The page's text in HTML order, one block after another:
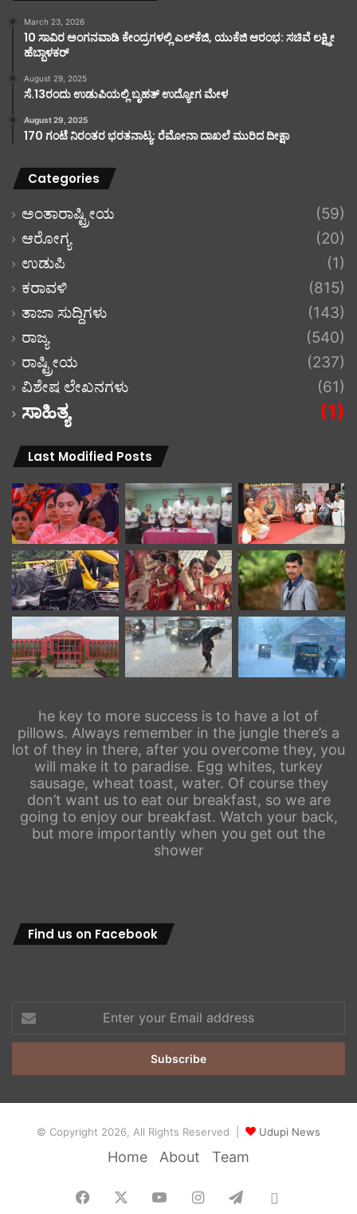
March 23, 2026
10 ಸಾವಿರ ಅಂಗನವಾಡಿ ಕೇಂದ್ರಗಳಲ್ಲಿ ಎಲ್‌ಕೆಜಿ, ಯುಕೆಜಿ ಆರಂಭ: ಸಚಿವೆ ಲಕ್ಷ್ಮೀ
ಹೆಬ್ಬಾಳಕರ್
August 29, 2025
ಸೆ.13ರಂದು ಉಡುಪಿಯಲ್ಲಿ ಬೃಹತ್ ಉದ್ಯೋಗ ಮೇಳ
August 29, 2025
170 ಗಂಟೆ ನಿರಂತರ ಭರತನಾಟ್ಯ: ರೆಮೋನಾ ದಾಖಲೆ ಮುರಿದ ದೀಕ್ಷಾ
Categories
ಅಂತಾರಾಷ್ಟ್ರೀಯ
(59)
ಆರೋಗ್ಯ
(20)
ಉಡುಪಿ
(1)
ಕರಾವಳಿ
(815)
ತಾಜಾ ಸುದ್ದಿಗಳು
(143)
ರಾಜ್ಯ
(540)
ರಾಷ್ಟ್ರೀಯ
(237)
ವಿಶೇಷ ಲೇಖನಗಳು
(61)
ಸಾಹಿತ್ಯ (1)
Last Modified Posts
he key to more success is to have a lot of
pillows. Always remember in the jungle there’s a
lot of they in there, after you overcome they, you
will make it to paradise. Egg whites, turkey
sausage, wheat toast, water. Of course they
don’t want us to eat our breakfast, so we are
going to enjoy our breakfast. Watch your back,
but more importantly when you get out the
shower
Find us on Facebook
Enter
your
Email
© Copyright 2026, All Rights Reserved | Udupi News
Home About Team
Facebook YouTubeInstagramTelegram